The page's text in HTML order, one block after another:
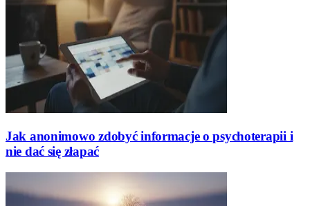
Jak anonimowo zdobyć informacje o psychoterapii i
nie dać się złapać